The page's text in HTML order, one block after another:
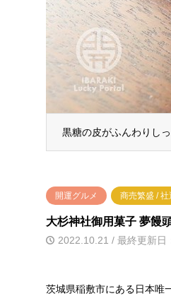
黒糖の皮がふんわりし
開運グルメ 商売繁盛 / 社
大杉神社御用菓子 夢饅
2022.10.21 / 最終更新日
茨城県稲敷市にある日本唯